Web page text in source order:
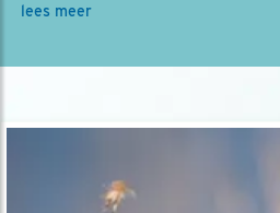
lees meer